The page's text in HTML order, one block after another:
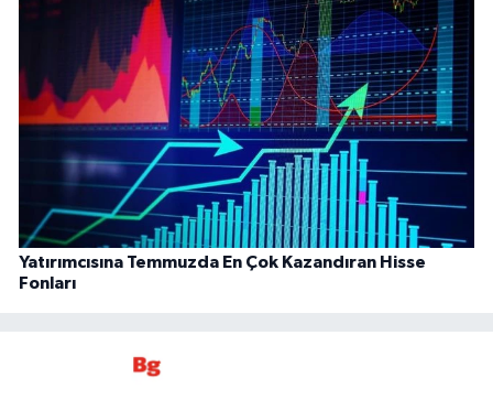
Yatırımcısına Temmuzda En Çok Kazandıran Hisse
Fonları